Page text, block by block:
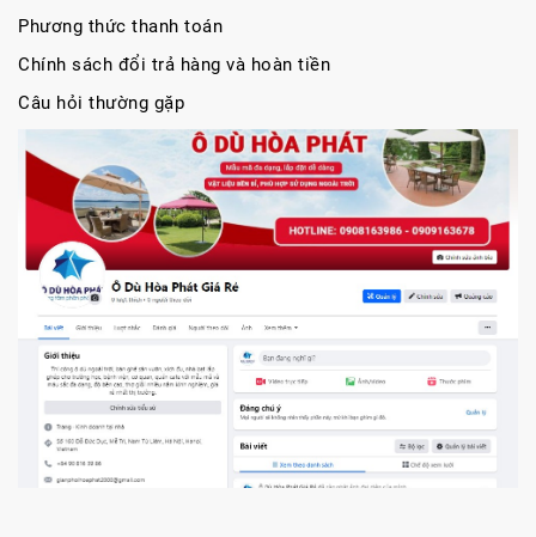
Phương thức thanh toán
Chính sách đổi trả hàng và hoàn tiền
Câu hỏi thường gặp